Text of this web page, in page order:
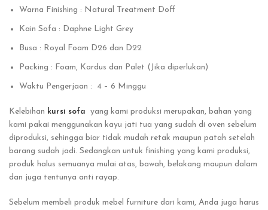
Warna Finishing : Natural Treatment Doff
Kain Sofa : Daphne Light Grey
Busa : Royal Foam D26 dan D22
Packing : Foam, Kardus dan Palet (Jika diperlukan)
Waktu Pengerjaan : 4 – 6 Minggu
Kelebihan kursi sofa yang kami produksi merupakan, bahan yang
kami pakai menggunakan kayu jati tua yang sudah di oven sebelum
diproduksi, sehingga biar tidak mudah retak maupun patah setelah
barang sudah jadi. Sedangkan untuk finishing yang kami produksi,
produk halus semuanya mulai atas, bawah, belakang maupun dalam
dan juga tentunya anti rayap.
Sebelum membeli produk mebel furniture dari kami, Anda juga harus